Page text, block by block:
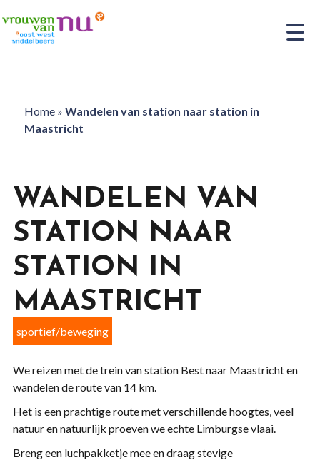
Home» Wandelen van station naar station in
Maastricht
WANDELEN VAN
STATION NAAR
STATION IN
MAASTRICHT
sportief/beweging
We reizen met de trein van station Best naar Maastricht en
wandelen de route van 14 km.
Het is een prachtige route met verschillende hoogtes, veel
natuur en natuurlijk proeven we echte Limburgse vlaai.
Breng een luchpakketje mee en draag stevige